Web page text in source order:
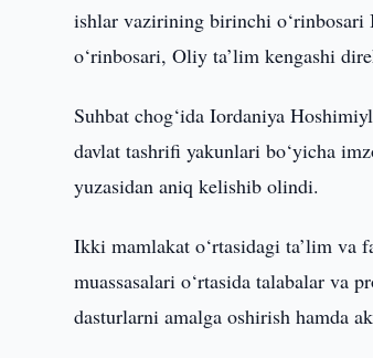
ishlar vazirining birinchi
o‘rinbosari, Oliy ta’lim kengashi
Suhbat chog‘ida Iordaniya
davlat tashrifi yakunlari bo‘yicha
yuzasidan aniq kelishib olindi.
Ikki mamlakat o‘rtasidagi ta’lim va
muassasalari o‘rtasida talabalar va
dasturlarni amalga oshirish hamda